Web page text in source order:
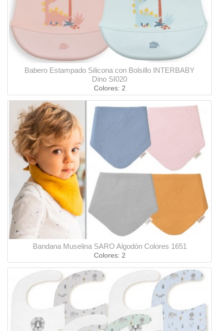
Babero Estampado Silicona con Bolsillo INTERBABY
Dino SI020
Colores: 2
Bandana Muselina SARO Algodón Colores 1651
Colores: 2